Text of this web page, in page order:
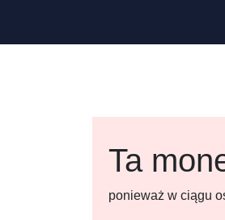
Ta
ponieważ w ciągu